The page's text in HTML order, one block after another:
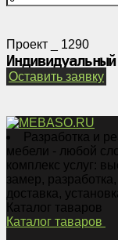
Проект _ 1290
Оставить заявку
Разработка и
мебели - любой
комплекс услуг:
замер,
доставка,
Каталог таваров
Каталог таваров